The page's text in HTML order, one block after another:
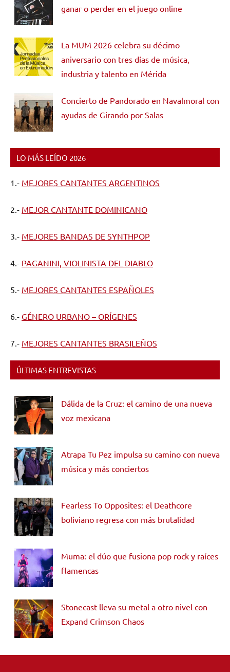
ganar o perder en el juego online
La MUM 2026 celebra su décimo
aniversario con tres días de música,
industria y talento en Mérida
Concierto de Pandorado en Navalmoral con
ayudas de Girando por Salas
LO MÁS LEÍDO 2026
1.- MEJORES CANTANTES ARGENTINOS
2.- MEJOR CANTANTE DOMINICANO
3.- MEJORES BANDAS DE SYNTHPOP
4.- PAGANINI, VIOLINISTA DEL DIABLO
5.- MEJORES CANTANTES ESPAÑOLES
6.- GÉNERO URBANO – ORÍGENES
7.- MEJORES CANTANTES BRASILEÑOS
ÚLTIMAS ENTREVISTAS
Dálida de la Cruz: el camino de una nueva
voz mexicana
Atrapa Tu Pez impulsa su camino con nueva
música y más conciertos
Fearless To Opposites: el Deathcore
boliviano regresa con más brutalidad
Muma: el dúo que fusiona pop rock y raíces
flamencas
Stonecast lleva su metal a otro nivel con
Expand Crimson Chaos